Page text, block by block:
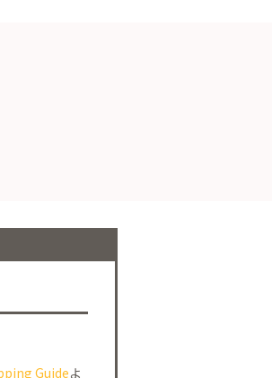
Guideよ